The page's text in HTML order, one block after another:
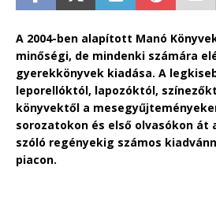
A 2004-ben alapított Manó
minőségi, de mindenki számára
gyerekkönyvek kiadása. A
leporellóktól, lapozóktól,
könyvektől a
sorozatokon és első olvasókon át
szóló regényekig számos
piacon.